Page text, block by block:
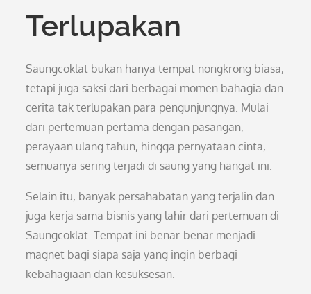
Terlupakan
Saungcoklat bukan hanya tempat nongkrong biasa,
tetapi juga saksi dari berbagai momen bahagia dan
cerita tak terlupakan para pengunjungnya. Mulai
dari pertemuan pertama dengan pasangan,
perayaan ulang tahun, hingga pernyataan cinta,
semuanya sering terjadi di saung yang hangat ini.
Selain itu, banyak persahabatan yang terjalin dan
juga kerja sama bisnis yang lahir dari pertemuan di
Saungcoklat. Tempat ini benar-benar menjadi
magnet bagi siapa saja yang ingin berbagi
kebahagiaan dan kesuksesan.